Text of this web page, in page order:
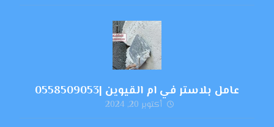
عامل بلاستر في ام القيوين |0558509053
أكتوبر 20, 2024